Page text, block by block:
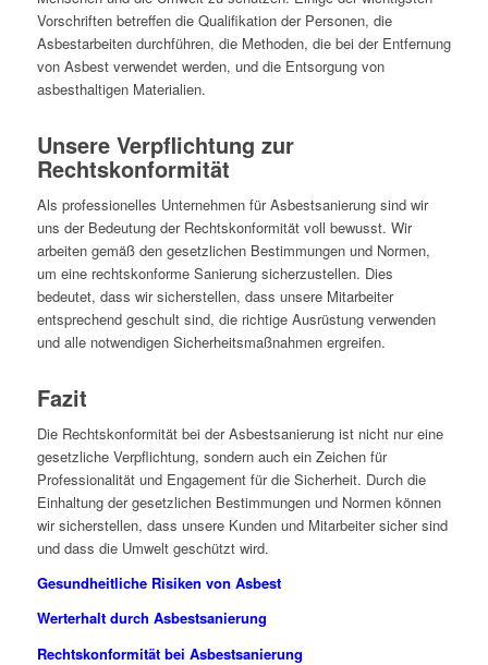
Vorschriften betreffen die Qualifikation der Personen, die
Asbestarbeiten durchführen, die Methoden, die bei der Entfernung
von Asbest verwendet werden, und die Entsorgung von
asbesthaltigen Materialien.
Unsere Verpflichtung zur
Rechtskonformität
Als professionelles Unternehmen für Asbestsanierung sind wir
uns der Bedeutung der Rechtskonformität voll bewusst. Wir
arbeiten gemäß den gesetzlichen Bestimmungen und Normen,
um eine rechtskonforme Sanierung sicherzustellen. Dies
bedeutet, dass wir sicherstellen, dass unsere Mitarbeiter
entsprechend geschult sind, die richtige Ausrüstung verwenden
und alle notwendigen Sicherheitsmaßnahmen ergreifen.
Fazit
Die Rechtskonformität bei der Asbestsanierung ist nicht nur eine
gesetzliche Verpflichtung, sondern auch ein Zeichen für
Professionalität und Engagement für die Sicherheit. Durch die
Einhaltung der gesetzlichen Bestimmungen und Normen können
wir sicherstellen, dass unsere Kunden und Mitarbeiter sicher sind
und dass die Umwelt geschützt wird.
Gesundheitliche Risiken von Asbest
Werterhalt durch Asbestsanierung
Rechtskonformität bei Asbestsanierung